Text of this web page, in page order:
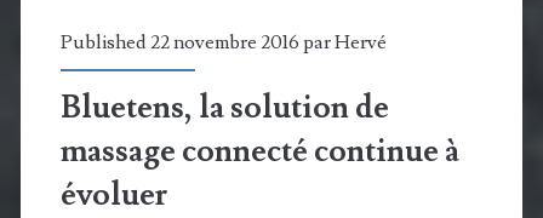
embuscade
Published 22 novembre 2016 parHervé
Bluetens, la solution de
massage connecté continue à
évoluer